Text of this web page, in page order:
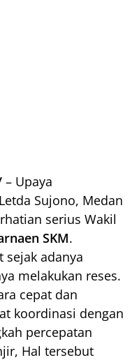
– Upaya
Sujono, Medan
serius Wakil
SKM.
sejak adanya
melakukan reses.
cepat dan
koordinasi dengan
percepatan
Hal tersebut